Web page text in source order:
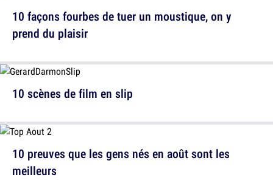
10 scènes de film en slip
10 façons fourbes de tuer un moustique, on y
prend du plaisir
10 preuves que les gens nés en août sont les
meilleurs